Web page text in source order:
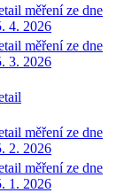
měření ze dne
4. 2026
měření ze dne
3. 2026
měření ze dne
2. 2026
měření ze dne
1. 2026